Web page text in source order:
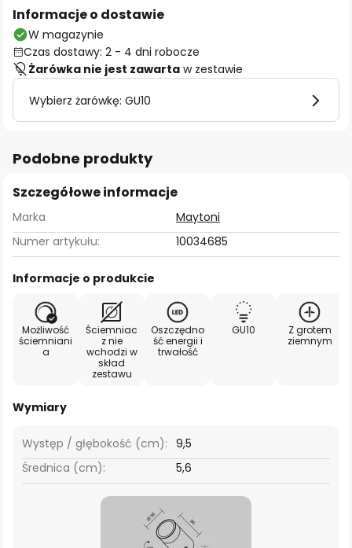
Informacje o dostawie
W magazynie
Czas dostawy: 2 - 4 dni robocze
Żarówka nie jest zawarta w zestawie
Wybierz żarówkę: GU10
Podobne produkty
Szczegółowe informacje
Marka
Maytoni
Numer artykułu:
10034685
Informacje o produkcie
Możliwość
ściemniani
a
Ściemniac
z nie
wchodzi w
skład
zestawu
Oszczędno
ść energii i
trwałość
GU10
Z grotem
ziemnym
Wymiary
Występ / głębokość (cm): 9,5
Średnica (cm):
5,6